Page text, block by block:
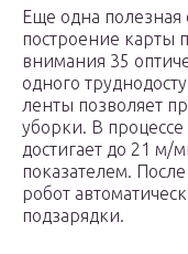
Еще одна полезная
построение карты
внимания 35
одного
ленты позволяет
уборки. В процессе
достигает до 21 м/
показателем.
робот
подзарядки.